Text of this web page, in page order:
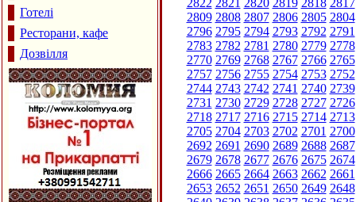
Готелі
Ресторани, кафе
Дозвілля
2822 2821 2820 2819 2818 2817
2809 2808 2807 2806 2805 2804
2796 2795 2794 2793 2792 2791
2783 2782 2781 2780 2779 2778
2770 2769 2768 2767 2766 2765
2757 2756 2755 2754 2753 2752
2744 2743 2742 2741 2740 2739
2731 2730 2729 2728 2727 2726
2718 2717 2716 2715 2714 2713
2705 2704 2703 2702 2701 2700
2692 2691 2690 2689 2688 2687
2679 2678 2677 2676 2675 2674
2666 2665 2664 2663 2662 2661
2653 2652 2651 2650 2649 2648